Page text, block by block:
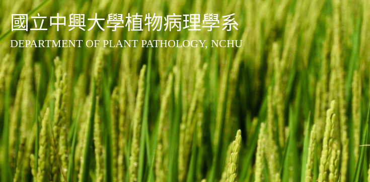
Skip
to
content
國立中興大學植物病理學系
DEPARTMENT OF PLANT PATHOLOGY, NCHU